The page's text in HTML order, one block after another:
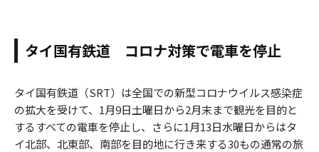
タイ国有鉄道 コロナ対策で電車を停止
タイ国有鉄道（SRT）は全国での新型コロナウイルス感染症
の拡大を受けて、1月9日土曜日から2月末まで観光を目的と
するすべての電車を停止し、さらに1月13日水曜日からはタ
イ北部、北東部、南部を目的地に行き来する30もの通常の旅